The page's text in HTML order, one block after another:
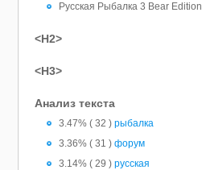
Русская Рыбалка 3 Bear Edition
<H2>
<H3>
Анализ текста
3.47% ( 32 )рыбалка
3.36% ( 31 )форум
3.14% ( 29 )русская